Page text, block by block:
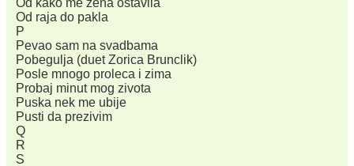
Od kako me zena ostavila
Od raja do pakla
P
Pevao sam na svadbama
Pobegulja (duet Zorica Brunclik)
Posle mnogo proleca i zima
Probaj minut mog zivota
Puska nek me ubije
Pusti da prezivim
Q
R
S